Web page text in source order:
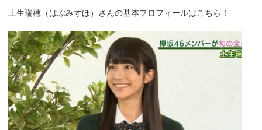
土生瑞穂（はぶみずほ）さんの基本プロフィールはこちら！